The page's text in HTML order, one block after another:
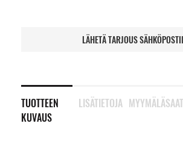
LÄHETÄ TARJOUS
TUOTTEEN
KUVAUS
LISÄTIETOJA